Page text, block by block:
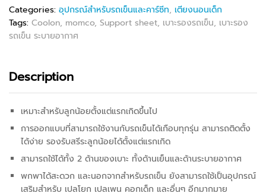
Categories: อุปกรณ์สำหรับรถเข็นและคาร์ซีท, เตียงนอนเด็ก
Tags: Coolon, momco, Support sheet, เบาะรองรถเข็น, เบาะรอง
รถเข็น ระบายอากาศ
Description
เหมาะสำหรับลูกน้อยตั้งแต่แรกเกิดขึ้นไป
การออกแบบที่สามารถใช้งานกับรถเข็นได้เกือบทุกรุ่น สามารถติดตั้ง
ได้ง่าย รองรับสรีระลูกน้อยได้ตั้งแต่แรกเกิด
สามารถใช้ได้ทั้ง 2 ด้านของเบาะ ทั้งด้านเย็นและด้านระบายอากาศ
พกพาได้สะดวก และนอกจากสำหรับรถเข็น ยังสามารถใช้เป็นอุปกรณ์
เสริมสำหรับ เปลโยก เปลเพน คอกเด็ก และอื่นๆ อีกมากมาย